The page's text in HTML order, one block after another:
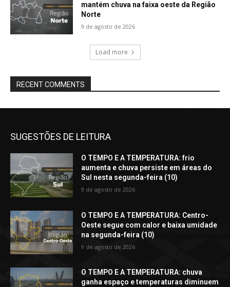
mantém chuva na faixa oeste da Região
Norte
9 de agosto de 2026
Load more
RECENT COMMENTS
SUGESTÕES DE LEITURA
O TEMPO E A TEMPERATURA: frio
aumenta e chuva persiste em áreas do
Sul nesta segunda-feira (10)
9 de agosto de 2026
O TEMPO E A TEMPERATURA: Centro-
Oeste segue com calor e baixa umidade
na segunda-feira (10)
9 de agosto de 2026
O TEMPO E A TEMPERATURA: chuva
ganha espaço e temperaturas diminuem